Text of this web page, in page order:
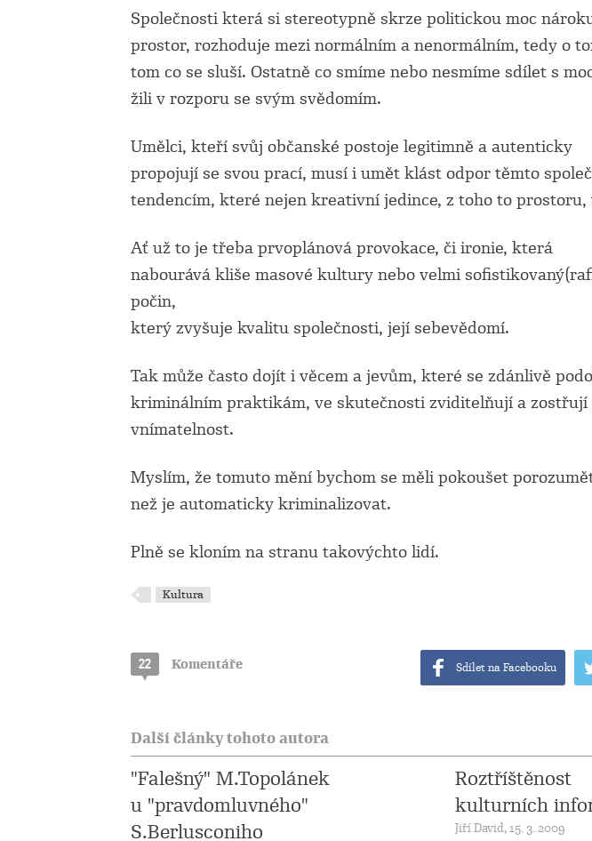
Společnosti která si stereotypně skrze politickou moc
prostor, rozhoduje mezi normálním a nenormálním, tedy o
tom co se sluší. Ostatně co smíme nebo nesmíme sdílet s
žili v rozporu se svým svědomím.
Umělci, kteří svůj občanské postoje legitimně a autenticky
propojují se svou prací, musí i umět klást odpor těmto
tendencím, které nejen kreativní jedince, z toho to prostoru,
Ať už to je třeba prvoplánová provokace, či ironie, která
nabourává kliše masové kultury nebo velmi
počin,
který zvyšuje kvalitu společnosti, její sebevědomí.
Tak může často dojít i věcem a jevům, které se zdánlivě
kriminálním praktikám, ve skutečnosti zviditelňují a zostřují
vnímatelnost.
Myslím, že tomuto mění bychom se měli pokoušet
než je automaticky kriminalizovat.
Plně se kloním na stranu takovýchto lidí.
Kultura
22 Komentáře Sdílet na Facebooku
Další články tohoto autora
"Falešný" M.Topolánek
u "pravdomluvného"
S.Berlusconiho
Roztříštěnost
kulturních
Jiří David, 15. 3. 2009